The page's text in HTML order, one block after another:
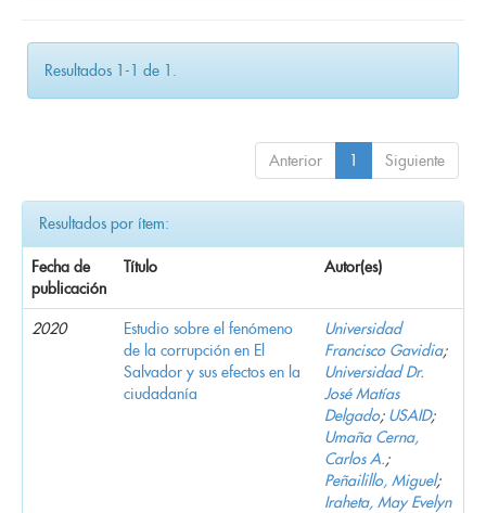
Resultados 1-1 de 1.
Anterior 1 Siguiente
Resultados por ítem:
Fecha de
publicación
Título Autor(es)
2020
Estudio sobre el fenómeno
de la corrupción en El
Salvador y sus efectos en la
ciudadanía
Universidad
Francisco Gavidia;
Universidad Dr.
José Matías
Delgado; USAID;
Umaña Cerna,
Carlos A.;
Peñailillo, Miguel;
Iraheta, May Evelyn